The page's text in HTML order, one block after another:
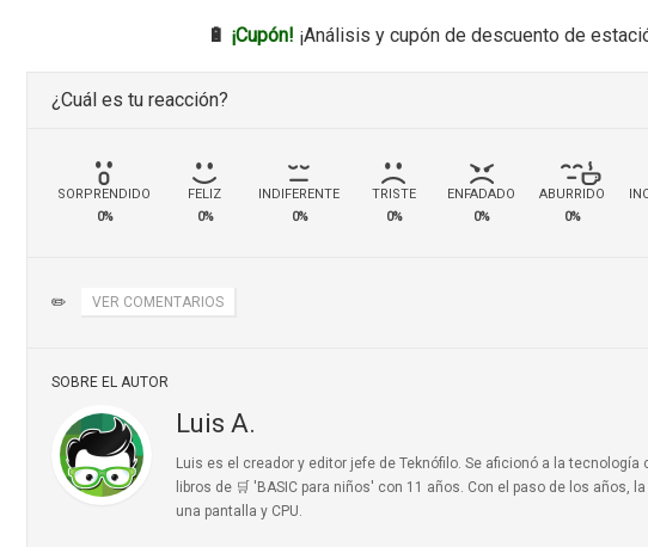
🔋 ¡Cupón! ¡Análisis y cupón de descuento de
¿Cuál es tu reacción?
SORPRENDIDO
0%
FELIZ
0%
INDIFERENTE
0%
TRISTE
0%
ENFADADO
0%
ABURRIDO
0%
✏️ VER COMENTARIOS
SOBRE EL AUTOR
Luis A.
Luis es el creador y editor jefe de Teknófilo. Se aficionó a la
libros de 🛒 'BASIC para niños' con 11 años. Con el paso de los años,
una pantalla y CPU.